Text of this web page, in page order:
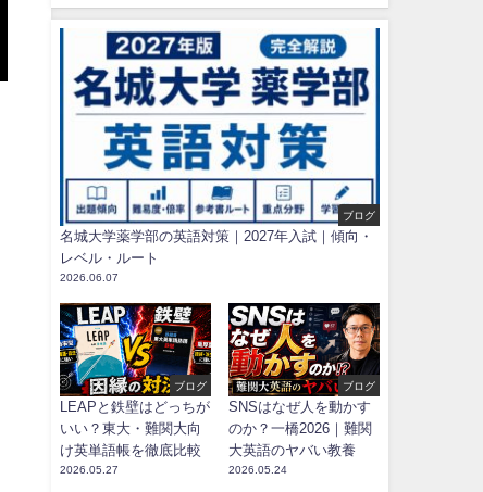
ブログ
名城大学薬学部の英語対策｜2027年入試｜傾向・
レベル・ルート
2026.06.07
ブログ
LEAPと鉄壁はどっちが
いい？東大・難関大向
け英単語帳を徹底比較
2026.05.27
ブログ
SNSはなぜ人を動かす
のか？一橋2026｜難関
大英語のヤバい教養
2026.05.24